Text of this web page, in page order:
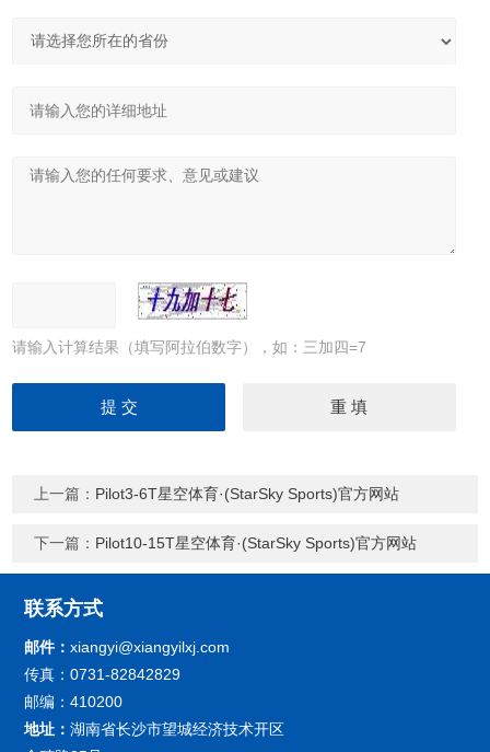
请输入计算结果（填写阿拉伯数字），如：三加四=7
上一篇： Pilot3-6T星空体育·(StarSky Sports)官方网站
下一篇： Pilot10-15T星空体育·(StarSky Sports)官方网站
联系方式
邮件：xiangyi@xiangyilxj.com
传真：0731-82842829
邮编：410200
地址：湖南省长沙市望城经济技术开区